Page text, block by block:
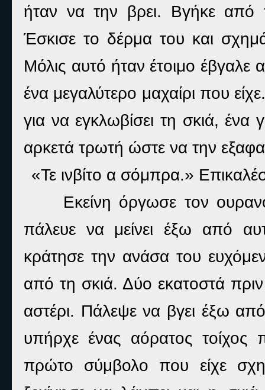
ήταν να την βρει. Βγήκε από
Έσκισε το δέρμα του και
Μόλις αυτό ήταν έτοιμο έβγαλε
ένα μεγαλύτερο μαχαίρι που
για να εγκλωβίσει τη σκιά, ένα
αρκετά τρωτή ώστε να την
«Τε ινβίτο α σόμπρα.»
Εκείνη όργωσε τον
πάλευε να μείνει έξω από
κράτησε την ανάσα του
από τη σκιά. Δύο εκατοστά
αστέρι. Πάλεψε να βγει έξω
υπήρχε ένας αόρατος τοίχος
πρώτο σύμβολο που είχε